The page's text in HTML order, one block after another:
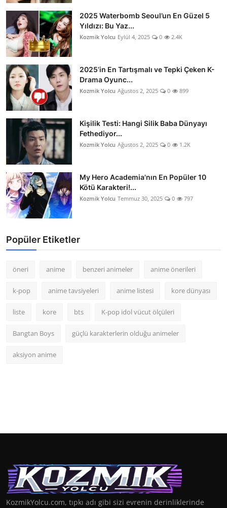
2025 Waterbomb Seoul’un En Güzel 5
Yıldızı: Bu Yaz...
Kozmik Yolcu Eylül 4, 2025 0 2.4K
2025’in En Tartışmalı ve Tepki Çeken K-
Drama Oyunc...
Kozmik Yolcu Ağustos 2, 2025 0 899
Kişilik Testi: Hangi Silik Baba Dünyayı
Fethediyor...
Kozmik Yolcu Ağustos 2, 2025 0 1.2K
My Hero Academia'nın En Popüler 10
Kötü Karakteri!...
Kozmik Yolcu Temmuz 30, 2025 0 797
Popüler Etiketler
öneri anime benzeri animeler anime önerileri
k-pop anime tavsiyeleri anime listesi kore dünyası
liste kore bts K-pop idol vücut ölçüleri
Bangtan Boys güçlü karakterlerin olduğu animeler
aksiyon anime
KozmikYolcu.com, tıpkı adı gibi sizi evrenin derinliklerinde